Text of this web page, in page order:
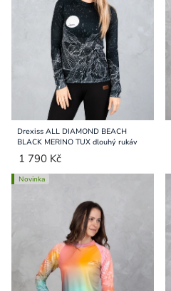
Drexiss ALL DIAMOND BEACH
BLACK MERINO TUX dlouhý rukáv
1 790 Kč
Novinka